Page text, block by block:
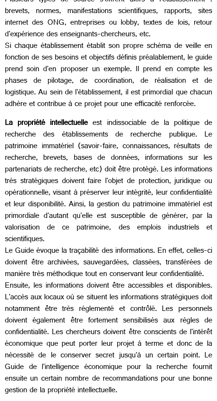
brevets, normes, manifestations scientifiques, rapports, sites
internet des ONG, entreprises ou lobby, textes de lois, retour
d'expérience des enseignants-chercheurs, etc.
Si chaque établissement établit son propre schéma de veille en
fonction de ses besoins et objectifs définis préalablement, le guide
prend soin d'en proposer un exemple. Il prend en compte les
phases de pilotage, de coordination, de réalisation et de
logistique. Au sein de l'établissement, il est primordial que chacun
adhère et contribue à ce projet pour une efficacité renforcée.
La propriété intellectuelleest indissociable de la politique de
recherche des établissements de recherche publique. Le
patrimoine immatériel (savoir-faire, connaissances, résultats de
recherche, brevets, bases de données, informations sur les
partenariats de recherche, etc) doit être protégé. Les informations
très stratégiques doivent faire l'objet de protection, juridique ou
opérationnelle, visant à préserver leur intégrité, leur confidentialité
et leur disponibilité. Ainsi, la gestion du patrimoine immatériel est
primordiale d'autant qu'elle est susceptible de générer, par la
valorisation de ce patrimoine, des emplois industriels et
scientifiques.
Le Guide évoque la traçabilité des informations. En effet, celles-ci
doivent être archivées, sauvegardées, classées, transférées de
manière très méthodique tout en conservant leur confidentialité.
Ensuite, les informations doivent être accessibles et disponibles.
L'accès aux locaux où se situent les informations stratégiques doit
notamment être très réglementé et contrôlé. Les personnels
doivent également être fortement sensibilisés aux règles de
confidentialité. Les chercheurs doivent être conscients de l'intérêt
économique que peut porter leur projet à terme et donc de la
nécessité de le conserver secret jusqu'à un certain point. Le
Guide de l'intelligence économique pour la recherche fournit
ensuite un certain nombre de recommandations pour une bonne
gestion de la propriété intellectuelle.